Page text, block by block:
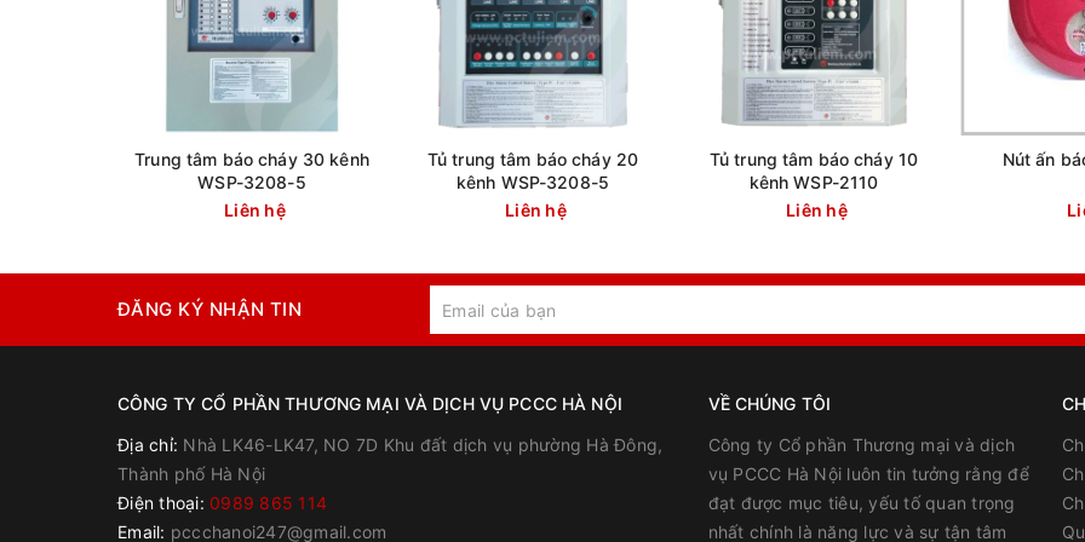
Trung tâm báo cháy 30 kênh
WSP-3208-5
Liên hệ
Tủ trung tâm báo cháy 20
kênh WSP-3208-5
Liên hệ
Tủ trung tâm báo cháy 10
kênh WSP-2110
Liên hệ
Nút ấn
ĐĂNG KÝ NHẬN TIN
CÔNG TY CỔ PHẦN THƯƠNG MẠI VÀ DỊCH VỤ PCCC HÀ NỘI
Địa chỉ: Nhà LK46-LK47, NO 7D Khu đất dịch vụ phường Hà Đông,
Thành phố Hà Nội
Điện thoại: 0989 865 114
Email: pccchanoi247@gmail.com
VỀ CHÚNG TÔI
Công ty Cổ phần Thương mại và dịch
vụ PCCC Hà Nội luôn tin tưởng rằng để
đạt được mục tiêu, yếu tố quan trọng
nhất chính là năng lực và sự tận tâm